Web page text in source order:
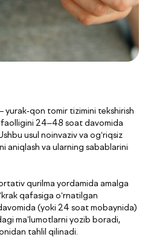
qon tomir tizimini tekshirish
faolligini 24–48 soat davomida
usul noinvaziv va og‘riqsiz
aniqlash va ularning sabablarini
qurilma yordamida amalga
qafasiga o‘rnatilgan
(yoki 24 soat mobaynida)
ma’lumotlarni yozib boradi,
tahlil qilinadi.
topa
qiling
bosish orqali siz